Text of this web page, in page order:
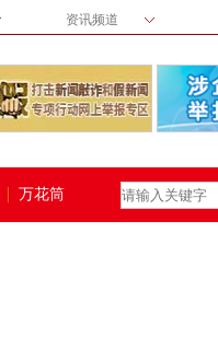
资讯频道
万花筒